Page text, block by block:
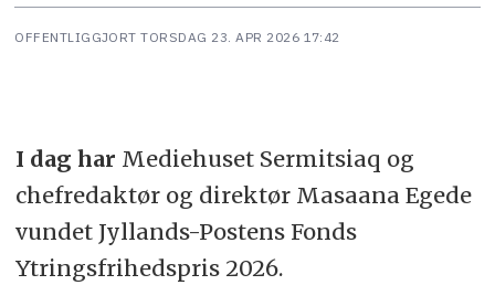
OFFENTLIGGJORT TORSDAG 23. APR 2026 17:42
I dag har Mediehuset Sermitsiaq og
chefredaktør og direktør Masaana Egede
vundet Jyllands-Postens Fonds
Ytringsfrihedspris 2026.